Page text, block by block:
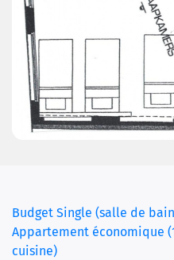
Budget Single (salle de
Appartement économique
cuisine)